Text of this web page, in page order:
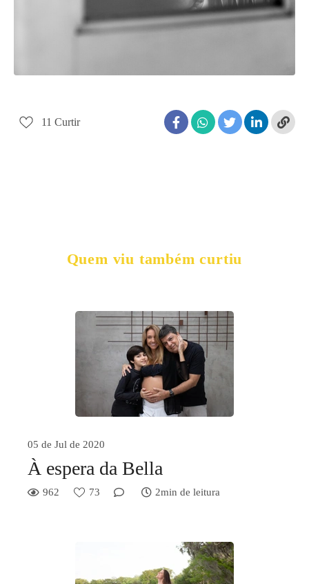
11 Curtir
Quem viu também curtiu
05 de Jul de 2020
À espera da Bella
962 73 2min de leitura